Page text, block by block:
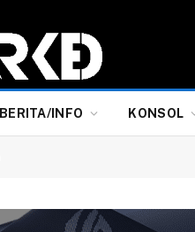
BERITA/INFO KONSOL